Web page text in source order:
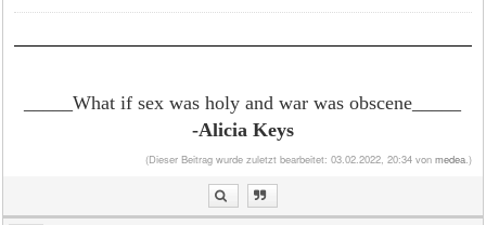
_____What if sex was holy and war was obscene
-Alicia Keys
(Dieser Beitrag wurde zuletzt bearbeitet: 03.02.2022, 20:34 von medea.)